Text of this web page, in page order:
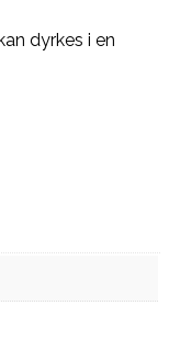
dyrkes i en